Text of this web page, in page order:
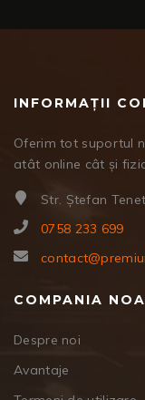
INFORMAȚII
Oferim tot suportul
atât online cât și
Str. Ștefan
0758 233 699
COMPANIA
Despre noi
Avantaje